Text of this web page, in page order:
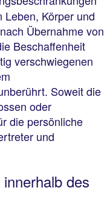
Leben, Körper und
Übernahme von
Beschaffenheit
verschwiegenen
Soweit die
oder
die persönliche
und
des